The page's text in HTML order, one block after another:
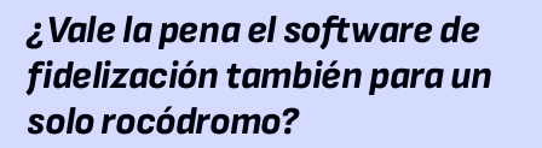
¿Vale la pena el software de
fidelización también para un
solo rocódromo?